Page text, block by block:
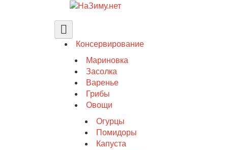
Консервирование
Мариновка
Засолка
Варенье
Грибы
Овощи
Огурцы
Помидоры
Капуста